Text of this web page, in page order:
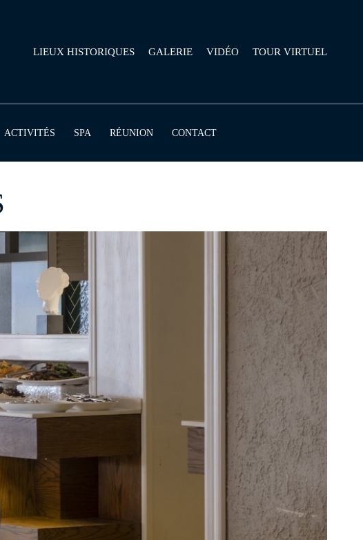
LIEUX HISTORIQUES GALERIE VIDÉO TOUR VIRTUEL
ACTIVITÉS SPA RÉUNION CONTACT